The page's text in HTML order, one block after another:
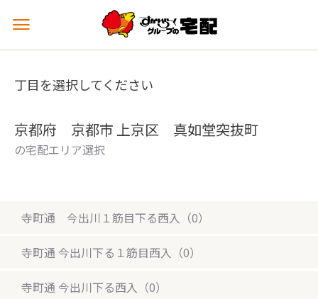
メ
ュ
を
丁目を選択してください
京都府 京都市 上京区 真如堂突抜町
の宅配エリア選択
寺町通 今出川１筋目下る西入（0）
寺町通 今出川下る１筋目西入（0）
寺町通 今出川下る西入（0）